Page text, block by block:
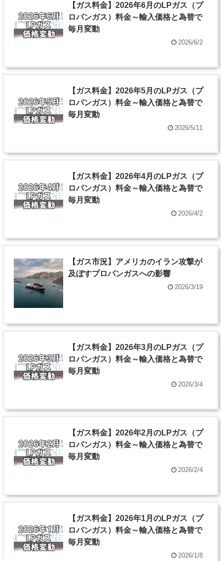
【ガス料金】2026年6月のLPガス（プ
ロパンガス）料金～輸入価格と為替で
毎月変動
2026/6/2
【ガス料金】2026年5月のLPガス（プ
ロパンガス）料金～輸入価格と為替で
毎月変動
2026/5/11
【ガス料金】2026年4月のLPガス（プ
ロパンガス）料金～輸入価格と為替で
毎月変動
2026/4/2
【ガス市況】アメリカのイラン攻撃が
及ぼすプロパンガスへの影響
2026/3/19
【ガス料金】2026年3月のLPガス（プ
ロパンガス）料金～輸入価格と為替で
毎月変動
2026/3/4
【ガス料金】2026年2月のLPガス（プ
ロパンガス）料金～輸入価格と為替で
毎月変動
2026/2/4
【ガス料金】2026年1月のLPガス（プ
ロパンガス）料金～輸入価格と為替で
毎月変動
2026/1/8